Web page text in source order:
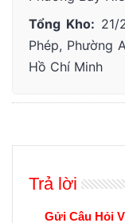
Tổng Kho: 21/
Phép, Phường
Hồ Chí Minh
Trả lời
Gửi Câu Hỏi